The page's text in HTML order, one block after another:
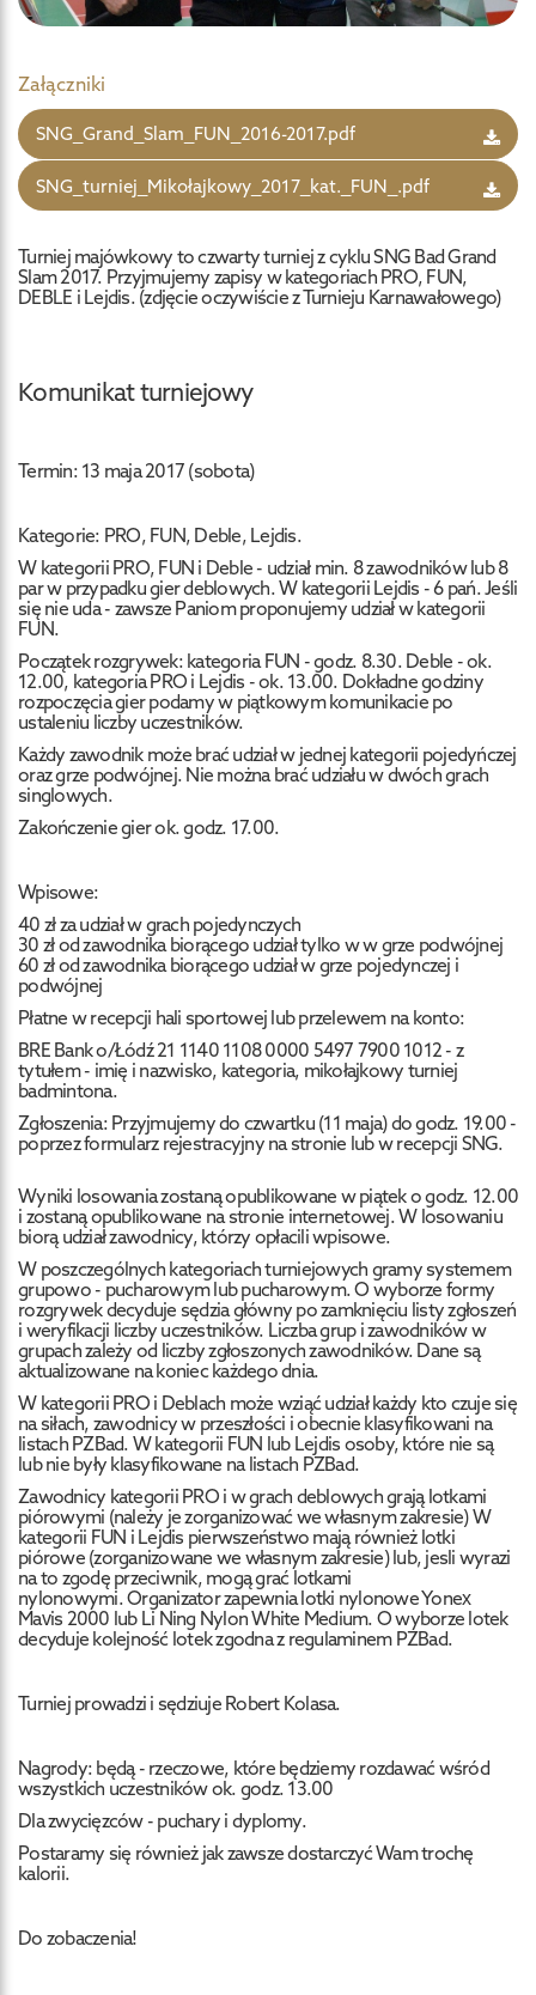
Załączniki
SNG_Grand_Slam_FUN_2016-2017.pdf
SNG_turniej_Mikołajkowy_2017_kat._FUN_.pdf
Turniej majówkowy to czwarty turniej z cyklu SNG Bad Grand
Slam 2017. Przyjmujemy zapisy w kategoriach PRO, FUN,
DEBLE i Lejdis. (zdjęcie oczywiście z Turnieju Karnawałowego)
Komunikat turniejowy
Termin: 13 maja 2017 (sobota)
Kategorie: PRO, FUN, Deble, Lejdis.
W kategorii PRO, FUN i Deble - udział min. 8 zawodników lub 8
par w przypadku gier deblowych. W kategorii Lejdis - 6 pań. Jeśli
się nie uda - zawsze Paniom proponujemy udział w kategorii
FUN.
Początek rozgrywek: kategoria FUN - godz. 8.30. Deble - ok.
12.00, kategoria PRO i Lejdis - ok. 13.00. Dokładne godziny
rozpoczęcia gier podamy w piątkowym komunikacie po
ustaleniu liczby uczestników.
Każdy zawodnik może brać udział w jednej kategorii pojedyńczej
oraz grze podwójnej. Nie można brać udziału w dwóch grach
singlowych.
Zakończenie gier ok. godz. 17.00.
Wpisowe:
40 zł za udział w grach pojedynczych
30 zł od zawodnika biorącego udział tylko w w grze podwójnej
60 zł od zawodnika biorącego udział w grze pojedynczej i
podwójnej
Płatne w recepcji hali sportowej lub przelewem na konto:
BRE Bank o/Łódź 21 1140 1108 0000 5497 7900 1012 - z
tytułem - imię i nazwisko, kategoria, mikołajkowy turniej
badmintona.
Zgłoszenia: Przyjmujemy do czwartku (11 maja) do godz. 19.00 -
poprzez formularz rejestracyjny na stronie lub w recepcji SNG.
Wyniki losowania zostaną opublikowane w piątek o godz. 12.00
i zostaną opublikowane na stronie internetowej. W losowaniu
biorą udział zawodnicy, którzy opłacili wpisowe.
W poszczególnych kategoriach turniejowych gramy systemem
grupowo - pucharowym lub pucharowym. O wyborze formy
rozgrywek decyduje sędzia główny po zamknięciu listy zgłoszeń
i weryfikacji liczby uczestników. Liczba grup i zawodników w
grupach zależy od liczby zgłoszonych zawodników. Dane są
aktualizowane na koniec każdego dnia.
W kategorii PRO i Deblach może wziąć udział każdy kto czuje się
na siłach, zawodnicy w przeszłości i obecnie klasyfikowani na
listach PZBad. W kategorii FUN lub Lejdis osoby, które nie są
lub nie były klasyfikowane na listach PZBad.
Zawodnicy kategorii PRO i w grach deblowych grają lotkami
piórowymi (należy je zorganizować we własnym zakresie) W
kategorii FUN i Lejdis pierwszeństwo mają również lotki
piórowe (zorganizowane we własnym zakresie) lub, jesli wyrazi
na to zgodę przeciwnik, mogą grać lotkami
nylonowymi. Organizator zapewnia lotki nylonowe Yonex
Mavis 2000 lub Li Ning Nylon White Medium. O wyborze lotek
decyduje kolejność lotek zgodna z regulaminem PZBad.
Turniej prowadzi i sędziuje Robert Kolasa.
Nagrody: będą - rzeczowe, które będziemy rozdawać wśród
wszystkich uczestników ok. godz. 13.00
Dla zwycięzców - puchary i dyplomy.
Postaramy się również jak zawsze dostarczyć Wam trochę
kalorii.
Do zobaczenia!